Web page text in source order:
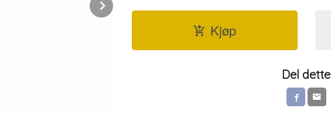
Kjøp
Del dette